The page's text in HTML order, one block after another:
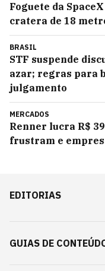
Foguete da
cratera de 18
BRASIL
STF suspende
azar; regras para
julgamento
MERCADOS
Renner lucra R$
frustram e
EDITORIAS
GUIAS DE